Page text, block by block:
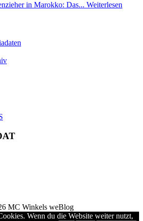
in Marokko: Das... Weiterlesen
MC Winkels weBlog
Wenn du die Website weiter nutzt,